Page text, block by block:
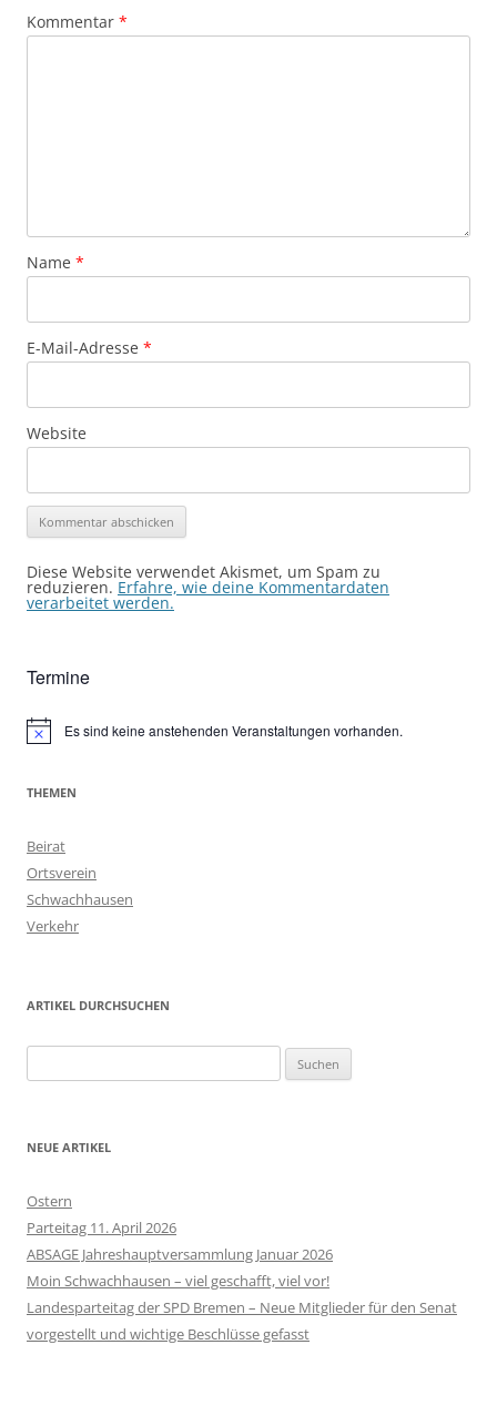
Kommentar *
Name *
E-Mail-Adresse *
Website
Diese Website verwendet Akismet, um Spam zu
reduzieren. Erfahre, wie deine Kommentardaten
verarbeitet werden.
Termine
HinweisEs sind keine anstehenden Veranstaltungen vorhanden.
THEMEN
Beirat
Ortsverein
Schwachhausen
Verkehr
ARTIKEL DURCHSUCHEN
nach:
NEUE ARTIKEL
Ostern
Parteitag 11. April 2026
ABSAGE Jahreshauptversammlung Januar 2026
Moin Schwachhausen – viel geschafft, viel vor!
Landesparteitag der SPD Bremen – Neue Mitglieder für den Senat
vorgestellt und wichtige Beschlüsse gefasst